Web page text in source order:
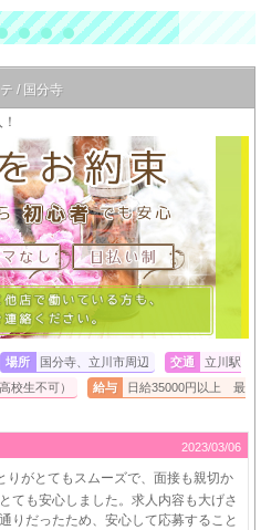
/ 国分寺
場所 国分寺、立川市周辺 交通
立川駅
校生不可） 給与
日給35000円以上 最
2023/03/06
りがとてもスムーズで、面接も親切か
ても安心しました。求人内容も大げさ
りだったため、安心して応募すること